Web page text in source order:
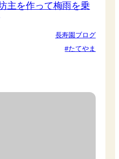
主を作って梅雨を乗
長寿園ブログ
たてやま